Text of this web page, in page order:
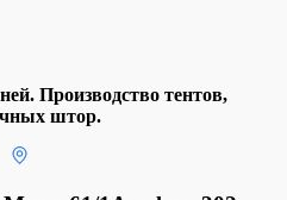
Производство тентов,
штор.